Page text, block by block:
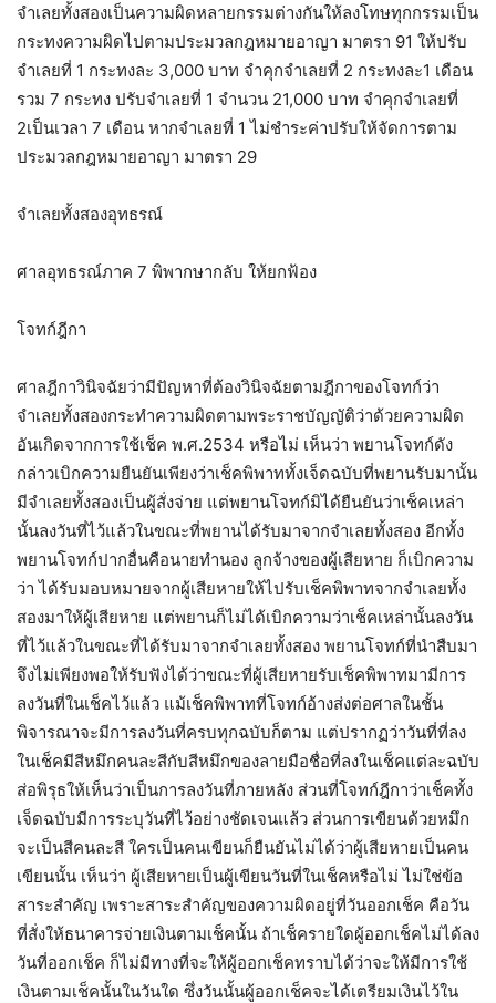
จำเลยทั้งสองเป็นความผิดหลายกรรมต่างกันให้ลงโทษทุกกรรมเป็น
กระทงความผิดไปตามประมวลกฎหมายอาญา มาตรา 91 ให้ปรับ
จำเลยที่ 1 กระทงละ 3,000 บาท จำคุกจำเลยที่ 2 กระทงละ1 เดือน
รวม 7 กระทง ปรับจำเลยที่ 1 จำนวน 21,000 บาท จำคุกจำเลยที่
2เป็นเวลา 7 เดือน หากจำเลยที่ 1 ไม่ชำระค่าปรับให้จัดการตาม
ประมวลกฎหมายอาญา มาตรา 29
จำเลยทั้งสองอุทธรณ์
ศาลอุทธรณ์ภาค 7 พิพากษากลับ ให้ยกฟ้อง
โจทก์ฎีกา
ศาลฎีกาวินิจฉัยว่ามีปัญหาที่ต้องวินิจฉัยตามฎีกาของโจทก์ว่า
จำเลยทั้งสองกระทำความผิดตามพระราชบัญญัติว่าด้วยความผิด
อันเกิดจากการใช้เช็ค พ.ศ.2534 หรือไม่ เห็นว่า พยานโจทก์ดัง
กล่าวเบิกความยืนยันเพียงว่าเช็คพิพาททั้งเจ็ดฉบับที่พยานรับมานั้น
มีจำเลยทั้งสองเป็นผู้สั่งจ่าย แต่พยานโจทก์มิได้ยืนยันว่าเช็คเหล่า
นั้นลงวันที่ไว้แล้วในขณะที่พยานได้รับมาจากจำเลยทั้งสอง อีกทั้ง
พยานโจทก์ปากอื่นคือนายทำนอง ลูกจ้างของผู้เสียหาย ก็เบิกความ
ว่า ได้รับมอบหมายจากผู้เสียหายให้ไปรับเช็คพิพาทจากจำเลยทั้ง
สองมาให้ผู้เสียหาย แต่พยานก็ไม่ได้เบิกความว่าเช็คเหล่านั้นลงวัน
ที่ไว้แล้วในขณะที่ได้รับมาจากจำเลยทั้งสอง พยานโจทก์ที่นำสืบมา
จึงไม่เพียงพอให้รับฟังได้ว่าขณะที่ผู้เสียหายรับเช็คพิพาทมามีการ
ลงวันที่ในเช็คไว้แล้ว แม้เช็คพิพาทที่โจทก์อ้างส่งต่อศาลในชั้น
พิจารณาจะมีการลงวันที่ครบทุกฉบับก็ตาม แต่ปรากฏว่าวันที่ที่ลง
ในเช็คมีสีหมึกคนละสีกับสีหมึกของลายมือชื่อที่ลงในเช็คแต่ละฉบับ
ส่อพิรุธให้เห็นว่าเป็นการลงวันที่ภายหลัง ส่วนที่โจทก์ฎีกาว่าเช็คทั้ง
เจ็ดฉบับมีการระบุวันที่ไว้อย่างชัดเจนแล้ว ส่วนการเขียนด้วยหมึก
จะเป็นสีคนละสี ใครเป็นคนเขียนก็ยืนยันไม่ได้ว่าผู้เสียหายเป็นคน
เขียนนั้น เห็นว่า ผู้เสียหายเป็นผู้เขียนวันที่ในเช็คหรือไม่ ไม่ใช่ข้อ
สาระสำคัญ เพราะสาระสำคัญของความผิดอยู่ที่วันออกเช็ค คือวัน
ที่สั่งให้ธนาคารจ่ายเงินตามเช็คนั้น ถ้าเช็ครายใดผู้ออกเช็คไม่ได้ลง
วันที่ออกเช็ค ก็ไม่มีทางที่จะให้ผู้ออกเช็คทราบได้ว่าจะให้มีการใช้
เงินตามเช็คนั้นในวันใด ซึ่งวันนั้นผู้ออกเช็คจะได้เตรียมเงินไว้ใน